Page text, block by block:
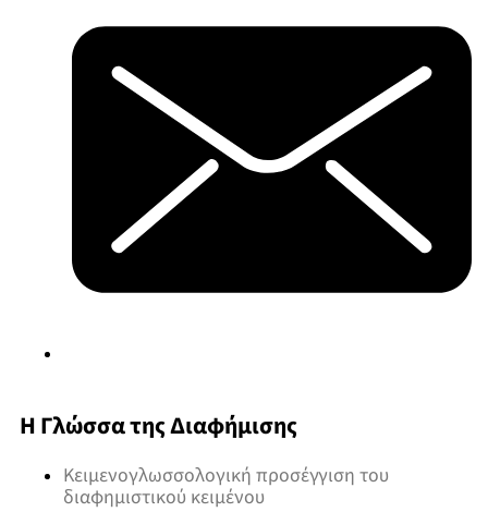
Η Γλώσσα της Διαφήμισης
Κειμενογλωσσολογική προσέγγιση του
διαφημιστικού κειμένου